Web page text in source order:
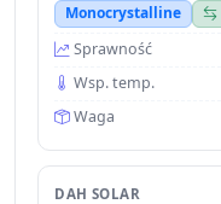
Monocrystalline
Sprawność
Wsp. temp.
Waga
DAH SOLAR